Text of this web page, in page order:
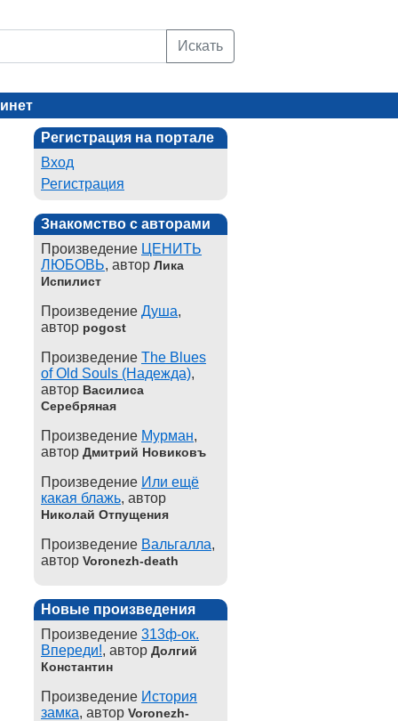
Искать
Регистрация на портале
Вход
Регистрация
Знакомство с авторами
Произведение ЦЕНИТЬ
ЛЮБОВЬ, автор Лика
Испилист
Произведение Душа,
автор pogost
Произведение The Blues
of Old Souls (Надежда),
автор Василиса
Серебряная
Произведение Мурман,
автор Дмитрий Новиковъ
Произведение Или ещё
какая блажь, автор
Николай Отпущения
Произведение Вальгалла,
автор Voronezh-death
Новые произведения
Произведение 313ф-ок.
Впереди!, автор Долгий
Константин
Произведение История
замка, автор Voronezh-